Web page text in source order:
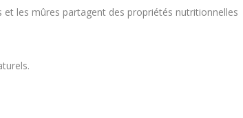
les mûres partagent des propriétés nutritionnelles